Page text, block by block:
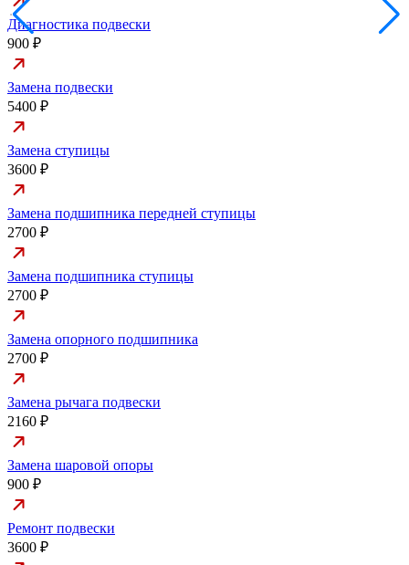
Диагностика подвески
900 ₽
Замена подвески
5400 ₽
Замена ступицы
3600 ₽
Замена подшипника передней ступицы
2700 ₽
Замена подшипника ступицы
2700 ₽
Замена опорного подшипника
2700 ₽
Замена рычага подвески
2160 ₽
Замена шаровой опоры
900 ₽
Ремонт подвески
3600 ₽